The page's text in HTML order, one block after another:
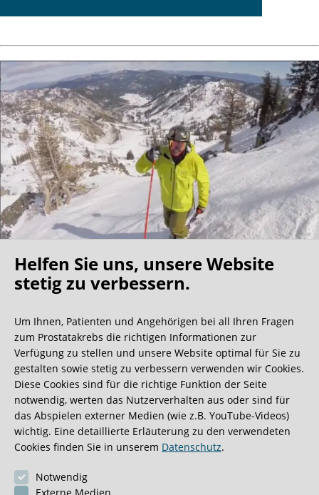
Oh what a ride!
Wir bekommen ja viele tolle Gästebucheinträge,
aber dieser ist doch sehr ungewöhnlich.
0:40 Minuten
Helfen Sie uns, unsere Website
stetig zu verbessern.
Um Ihnen, Patienten und Angehörigen bei all Ihren Fragen
zum Prostatakrebs die richtigen Informationen zur
Verfügung zu stellen und unsere Website optimal für Sie zu
gestalten sowie stetig zu verbessern verwenden wir Cookies.
Diese Cookies sind für die richtige Funktion der Seite
notwendig, werten das Nutzerverhalten aus oder sind für
das Abspielen externer Medien (wie z.B. YouTube-Videos)
wichtig. Eine detaillierte Erläuterung zu den verwendeten
Cookies finden Sie in unserem Datenschutz.
Notwendig